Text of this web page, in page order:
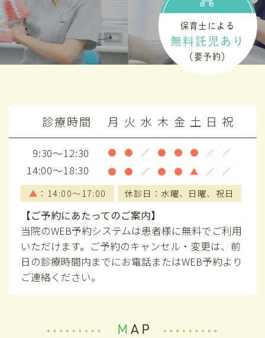
診療時間 月 火 水 木 金 土 日 祝
9:30～12:30 ● ● ／ ● ● ● ／ ／
14:00～18:30 ● ● ／ ● ● ▲ ／
／
▲ ：14:00～17:00 休診日：水曜、日曜、祝日
【ご予約にあたってのご案内】
当院のWEB予約システムは患者様に無料でご利用
いただけます。ご予約のキャンセル・変更は、前
日の診療時間内までにお電話またはWEB予約より
ご連絡ください。
保育士による
無料託児あり
（要予約）
MAP